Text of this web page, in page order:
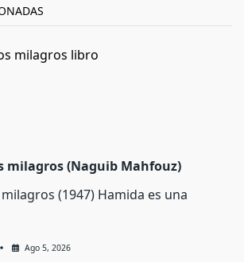
milagros (Naguib Mahfouz)
(1947) Hamida es una
Ago 5, 2026